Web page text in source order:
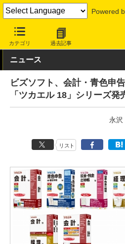
Powered
カテゴリ 過去記事
INTERNET Watch サービス/ソフト
ニュース
ビズソフト、会計・青色申
「ツカエル 18」シリーズ発
永沢
リスト